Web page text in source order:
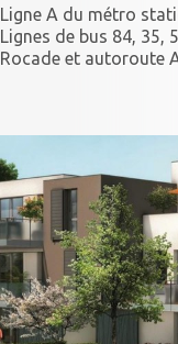
Ligne A du métro
Lignes de bus 84, 35,
Rocade et autoroute